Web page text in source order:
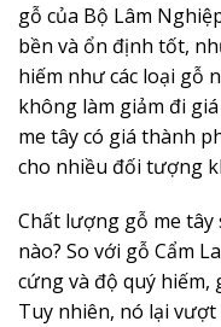
gỗ của Bộ Lâm
bền và ổn định tốt,
hiếm như các loại gỗ
không làm giảm đi
me tây có giá thành
cho nhiều đối tượng
Chất lượng gỗ me tây
nào? So với gỗ Cẩm
cứng và độ quý hiếm,
Tuy nhiên, nó lại